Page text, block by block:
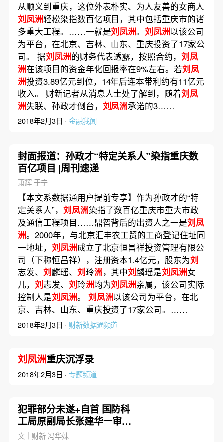
从顺义到重庆，这位外表朴实、为人友善的女商人
刘凤洲轻松染指数百亿项目，其中包括重庆市的诸
多重大工程。……一就是刘凤洲。 刘凤洲以该公司
为平台，在北京、吉林、山东、重庆投资了17家公
司。 据刘凤洲的财务代表透露，按照合约， 刘凤
洲在该项目的资金年化回报率在9%左右。若刘凤
洲投资3.89亿元到位，14年后连本带利约有11亿元
收入。 财新记者从消息人士处了解到，随着刘凤
洲失联、孙政才倒台， 刘凤洲承诺的3……
2018年2月3日 · 金融我闻
封面报道：孙政才“特定关系人”染指重庆数
百亿项目 |周刊速递
萧辉 于宁
【本文系数据通用户提前专享】作为孙政才的“特
定关系人”， 刘凤洲染指了数百亿重庆市重大市政
及通信工程项目……鼎智背后的出资人之一是刘凤
洲。2000年，与北京汇丰农工贸的工商登记住址同
一地址， 刘凤洲成立了北京恒昌祥投资管理有限公
司（下称恒昌祥），注册资本1.4亿元，股东为刘
志发、 刘麟瑶、 刘玲洲，其中刘麟瑶是刘凤洲女
儿， 刘 志发、 刘玲洲均为刘凤洲亲属，该公司实际
控制人是刘凤洲。 刘凤洲以该公司为平台，在北
京、吉林、山东、重庆投资了17家公司。……
2018年2月3日 · 财新数据通频道
刘凤洲重庆沉浮录
2018年2月3日 · 专题频道
犯罪部分未遂+自首 国防科
工局原副局长张建华一审获
刑10年
文｜财新 冯华妹